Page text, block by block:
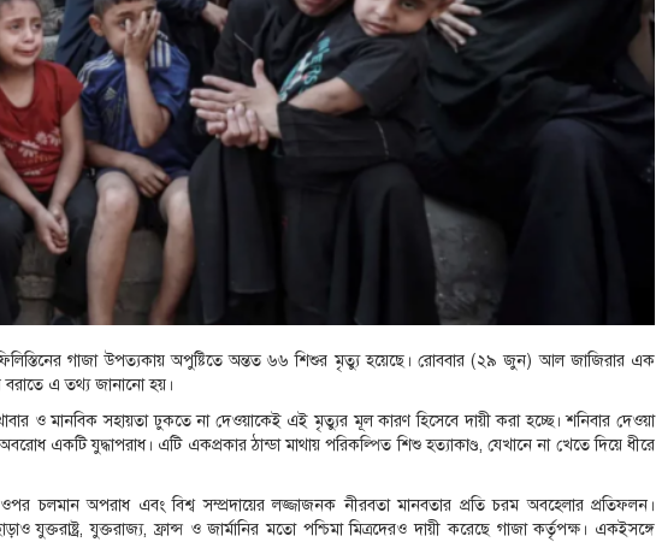
গাজা উপত্যকায় অপুষ্টিতে অন্তত ৬৬ শিশুর মৃত্যু হয়েছে। রোববার (২৯ জুন) আল জাজিরার এক
বরাতে এ তথ্য জানানো হয়।
ও মানবিক সহায়তা ঢুকতে না দেওয়াকেই এই মৃত্যুর মূল কারণ হিসেবে দায়ী করা হচ্ছে। শনিবার দেওয়া
একটি যুদ্ধাপরাধ। এটি একপ্রকার ঠান্ডা মাথায় পরিকল্পিত শিশু হত্যাকাণ্ড, যেখানে না খেতে দিয়ে ধীরে
চলমান অপরাধ এবং বিশ্ব সম্প্রদায়ের লজ্জাজনক নীরবতা মানবতার প্রতি চরম অবহেলার প্রতিফলন।
যুক্তরাষ্ট্র, যুক্তরাজ্য, ফ্রান্স ও জার্মানির মতো পশ্চিমা মিত্রদেরও দায়ী করেছে গাজা কর্তৃপক্ষ। একইসঙ্গে